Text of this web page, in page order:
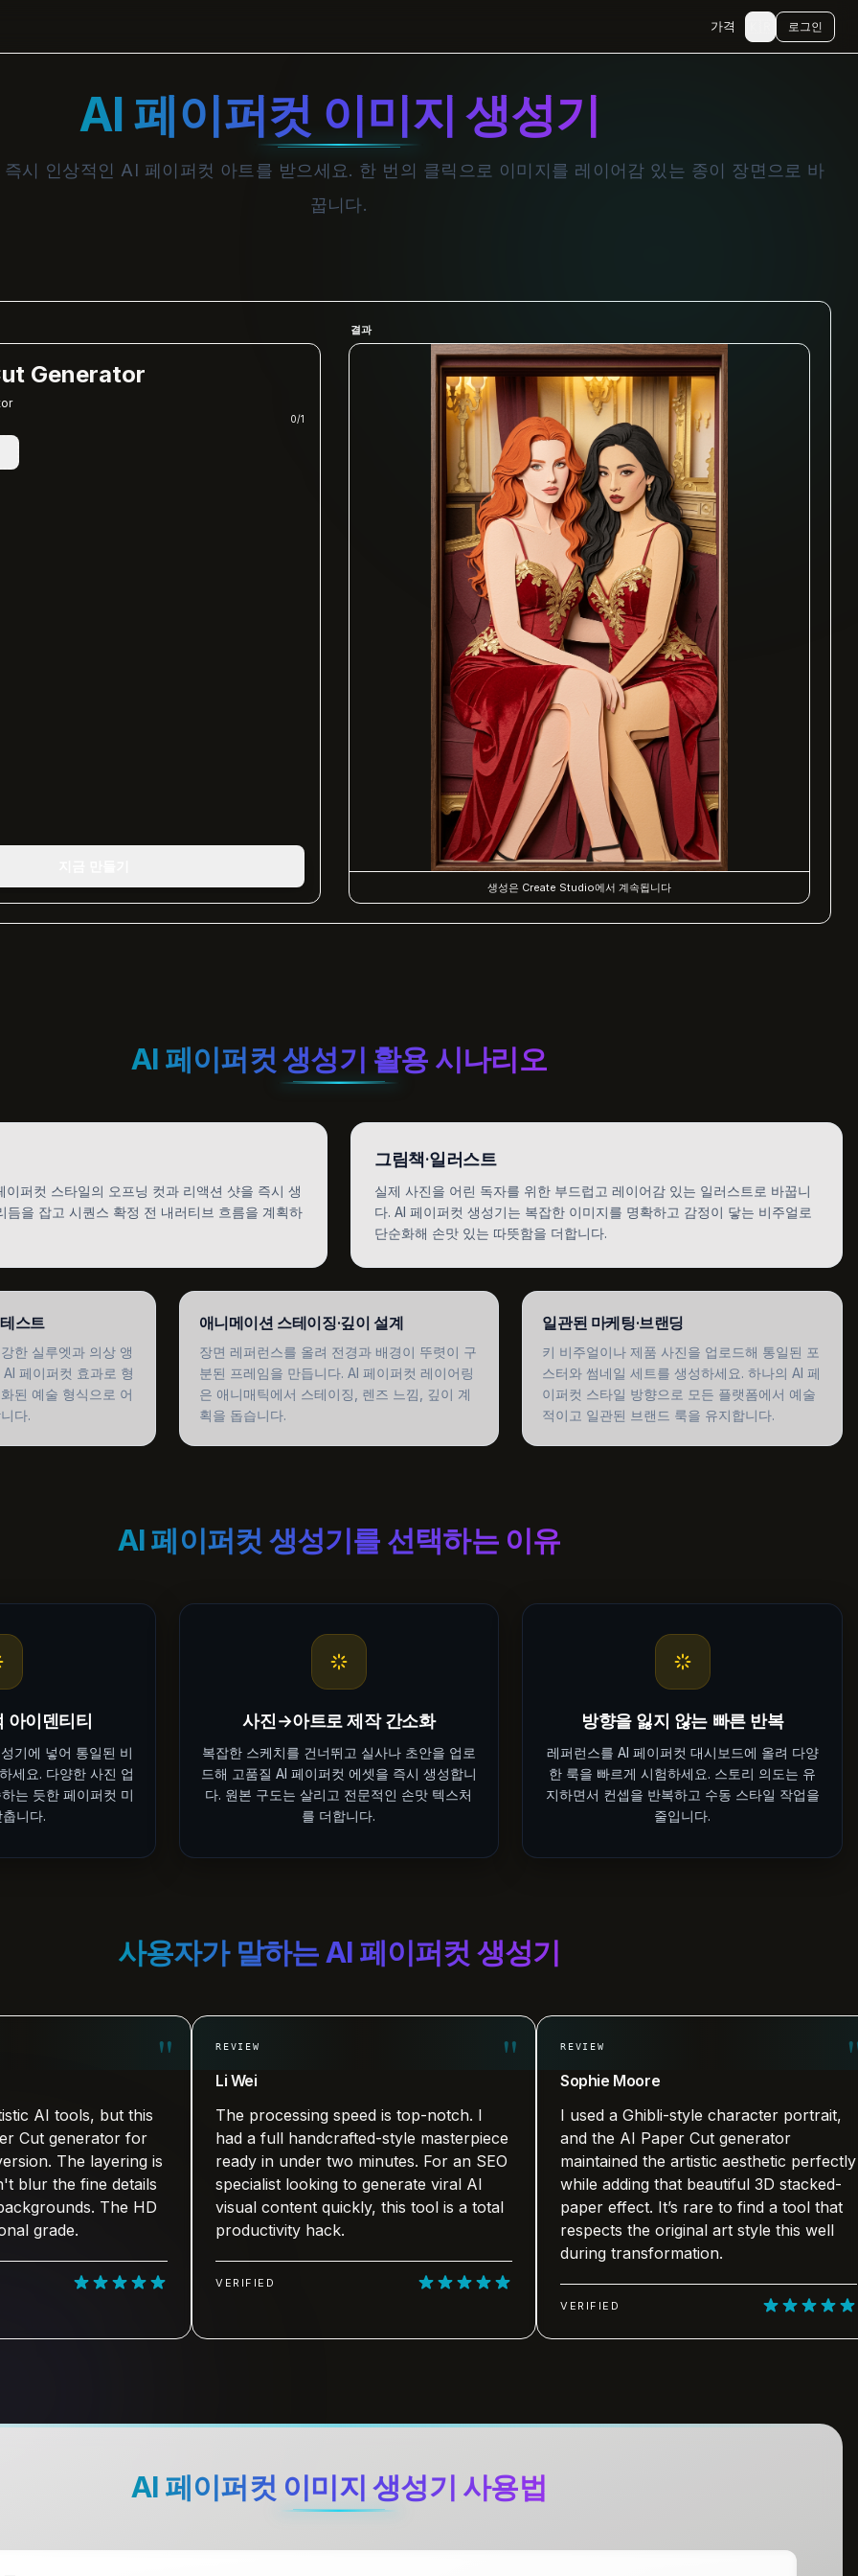
가격 로그인
AI 페이퍼컷 이미지 생성기
시 인상적인 AI 페이퍼컷 아트를 받으세요. 한 번의 클릭으로 이미지를 레이어감 있는 종이 장면으로 바
꿉니다.
Generator
0/1
결과
생성은 Create Studio에서 계속됩니다
AI 페이퍼컷 생성기 활용 시나리오
이퍼컷 스타일의 오프닝 컷과 리액션 샷을 즉시 생
듬을 잡고 시퀀스 확정 전 내러티브 흐름을 계획하
그림책·일러스트
실제 사진을 어린 독자를 위한 부드럽고 레이어감 있는 일러스트로 바꿉니
다. AI 페이퍼컷 생성기는 복잡한 이미지를 명확하고 감정이 닿는 비주얼로
단순화해 손맛 있는 따뜻함을 더합니다.
스트
한 실루엣과 의상 앵
페이퍼컷 효과로 형
된 예술 형식으로 어
다.
애니메이션 스테이징·깊이 설계
장면 레퍼런스를 올려 전경과 배경이 뚜렷이 구
분된 프레임을 만듭니다. AI 페이퍼컷 레이어링
은 애니매틱에서 스테이징, 렌즈 느낌, 깊이 계
획을 돕습니다.
일관된 마케팅·브랜딩
키 비주얼이나 제품 사진을 업로드해 통일된 포
스터와 썸네일 세트를 생성하세요. 하나의 AI 페
이퍼컷 스타일 방향으로 모든 플랫폼에서 예술
적이고 일관된 브랜드 룩을 유지합니다.
AI 페이퍼컷 생성기를 선택하는 이유
아이덴티티
기에 넣어 통일된 비
세요. 다양한 사진 업
는 듯한 페이퍼컷 미
니다.
사진→아트로 제작 간소화
복잡한 스케치를 건너뛰고 실사나 초안을 업로
드해 고품질 AI 페이퍼컷 에셋을 즉시 생성합니
다. 원본 구도는 살리고 전문적인 손맛 텍스처
를 더합니다.
방향을 잃지 않는 빠른 반복
레퍼런스를 AI 페이퍼컷 대시보드에 올려 다양
한 룩을 빠르게 시험하세요. 스토리 의도는 유
지하면서 컨셉을 반복하고 수동 스타일 작업을
줄입니다.
사용자가 말하는 AI 페이퍼컷 생성기
tools, but this
for
The layering is
fine details
The HD
REVIEW
The processing speed is top-notch. I
had a full handcrafted-style masterpiece
ready in under two minutes. For an SEO
specialist looking to generate viral AI
visual content quickly, this tool is a total
productivity hack.
VERIFIED
REVIEW
Sophie Moore
I used a Ghibli-style character portrait,
and the AI Paper Cut generator
maintained the artistic aesthetic perfectly
while adding that beautiful 3D stacked-
paper effect. It’s rare to find a tool that
respects the original art style this well
during transformation.
VERIFIED
AI 페이퍼컷 이미지 생성기 사용법